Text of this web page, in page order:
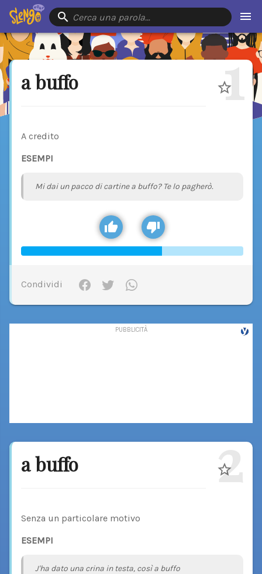
Cerca una parola…
a buffo 1
A credito
ESEMPI
Mi dai un pacco di cartine a buffo? Te lo pagherò.
Condividi
a buffo 2
Senza un particolare motivo
ESEMPI
J'ha dato una crina in testa, così a buffo